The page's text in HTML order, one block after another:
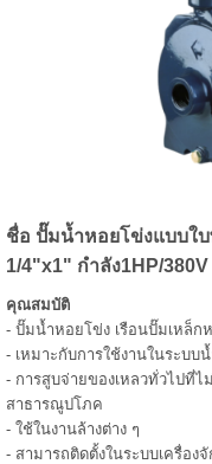
ชื่อ ปั๊มน้ำหอยโข่งแบบใบ
1/4"x1" กำลัง1HP/380V
คุณสมบัติ
- ปั๊มน้ำหอยโข่ง เรือนปั๊มเหล็ก
- เหมาะกับการใช้งานในระบบ
- การสูบจ่ายของเหลวทั่วไปที่
สาธารณูปโภค
- ใช้ในงานล้างต่าง ๆ
- สามารถติดตั้งในระบบเครื่อง